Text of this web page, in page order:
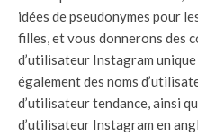
idées de pseudonymes pour
filles, et vous donnerons des
d’utilisateur Instagram
également des noms
d’utilisateur tendance, ainsi
d’utilisateur Instagram en